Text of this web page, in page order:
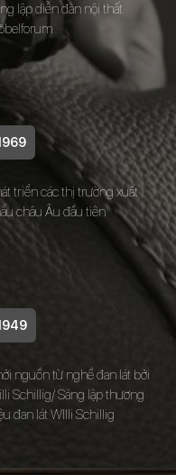
lập diễn đàn nội thất
triển các thị trường xuất
châu Âu đầu tiên
nguồn từ nghề đan lát bởi
Schillig/ Sáng lập thương
đan lát WIlli Schillig